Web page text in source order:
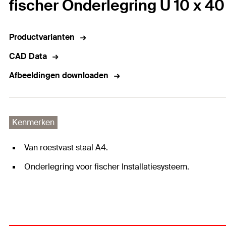
fischer Onderlegring U 10 x
Productvarianten
CAD Data
Afbeeldingen downloaden
Kenmerken
Van roestvast staal A4.
Onderlegring voor fischer Installatiesysteem.